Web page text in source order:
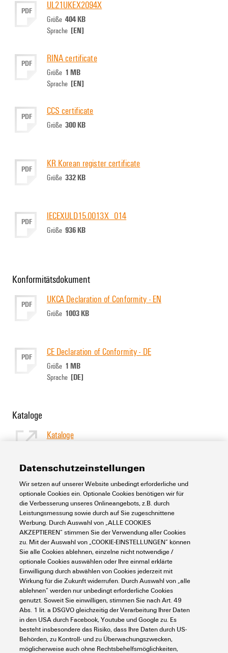
PDF UL21UKEX2094X
Größe 404 KB
Sprache [EN]
PDF RINA certificate
Größe 1 MB
Sprache [EN]
PDF CCS certificate
Größe 300 KB
PDF KR Korean register certificate
Größe 332 KB
PDF IECEXULD15.0013X_014
Größe 936 KB
Konformitätsdokument
PDF UKCA Declaration of Conformity - EN
Größe 1003 KB
PDF CE Declaration of Conformity - DE
Größe 1 MB
Sprache [DE]
Kataloge
Kataloge
Support Center
Support Center
Suchen Sie regelmäßig nach Downloads?
Besuchen Sie unser Support Center!
Leistungsstarke Suche - Dank einer optimierten Suchfunktion
finden Sie Ihre Antwort noch schneller in unserem Support
Center
Mehrere Dateien auf einmal herunterladen. Verwenden Sie die
Schnellspur, um z. B. mehrere Step-Dateien auf einmal
herunterzuladen
Markieren Sie bevorzugte Produkte und Dokumente, sehen Sie
sich Anwendungshinweise, Video-Tutorials und FAQs an,
erstellen Sie Serviceanfragen, ...
Datenschutzeinstellungen
Wir setzen auf unserer Website unbedingt erforderliche und
optionale Cookies ein. Optionale Cookies benötigen wir für
die Verbesserung unseres Onlineangebots, z.B. durch
Leistungsmessung sowie durch auf Sie zugeschnittene
Werbung. Durch Auswahl von „ALLE COOKIES
AKZEPTIEREN“ stimmen Sie der Verwendung aller Cookies
zu. Mit der Auswahl von „COOKIE-EINSTELLUNGEN“ können
Sie alle Cookies ablehnen, einzelne nicht notwendige /
optionale Cookies auswählen oder Ihre einmal erklärte
Einwilligung durch abwählen von Cookies jederzeit mit
Wirkung für die Zukunft widerrufen. Durch Auswahl von „alle
ablehnen“ werden nur unbedingt erforderliche Cookies
genutzt. Soweit Sie einwilligen, stimmen Sie nach Art. 49
Abs. 1 lit. a DSGVO gleichzeitig der Verarbeitung Ihrer Daten
in den USA durch Facebook, Youtube und Google zu. Es
besteht insbesondere das Risiko, dass Ihre Daten durch US-
Behörden, zu Kontroll- und zu Überwachungszwecken,
möglicherweise auch ohne Rechtsbehelfsmöglichkeiten,